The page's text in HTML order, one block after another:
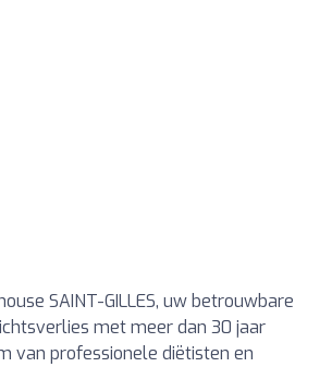
SAINT-GILLES, uw betrouwbare
met meer dan 30 jaar
van professionele diëtisten en